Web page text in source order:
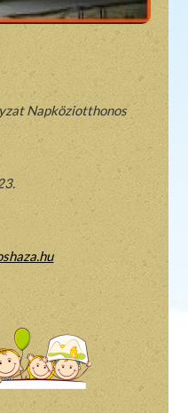
Napköziotthonos